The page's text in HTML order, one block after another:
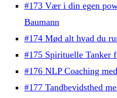
#173 Vær i din egen
Baumann
#174 Mød alt hvad du
#175 Spirituelle Tanker
#176 NLP Coaching
#177 Tandbevidsthed